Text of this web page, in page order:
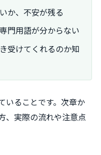
か、不安が残る
門用語が分からない
受けてくれるのか知
いることです。次章か
、実際の流れや注意点